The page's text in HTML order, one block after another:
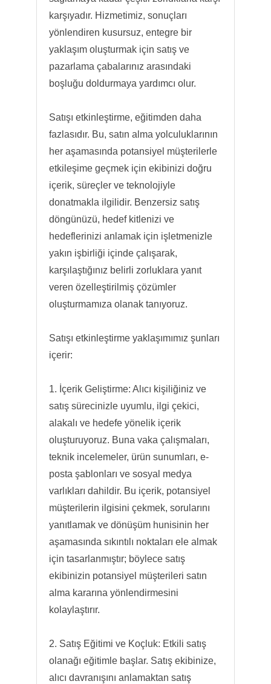
karşıyadır. Hizmetimiz, sonuçları
yönlendiren kusursuz, entegre bir
yaklaşım oluşturmak için satış ve
pazarlama çabalarınız arasındaki
boşluğu doldurmaya yardımcı olur.
Satışı etkinleştirme, eğitimden daha
fazlasıdır. Bu, satın alma yolculuklarının
her aşamasında potansiyel müşterilerle
etkileşime geçmek için ekibinizi doğru
içerik, süreçler ve teknolojiyle
donatmakla ilgilidir. Benzersiz satış
döngünüzü, hedef kitlenizi ve
hedeflerinizi anlamak için işletmenizle
yakın işbirliği içinde çalışarak,
karşılaştığınız belirli zorluklara yanıt
veren özelleştirilmiş çözümler
oluşturmamıza olanak tanıyoruz.
Satışı etkinleştirme yaklaşımımız şunları
içerir:
1. İçerik Geliştirme: Alıcı kişiliğiniz ve
satış sürecinizle uyumlu, ilgi çekici,
alakalı ve hedefe yönelik içerik
oluşturuyoruz. Buna vaka çalışmaları,
teknik incelemeler, ürün sunumları, e-
posta şablonları ve sosyal medya
varlıkları dahildir. Bu içerik, potansiyel
müşterilerin ilgisini çekmek, sorularını
yanıtlamak ve dönüşüm hunisinin her
aşamasında sıkıntılı noktaları ele almak
için tasarlanmıştır; böylece satış
ekibinizin potansiyel müşterileri satın
alma kararına yönlendirmesini
kolaylaştırır.
2. Satış Eğitimi ve Koçluk: Etkili satış
olanağı eğitimle başlar. Satış ekibinize,
alıcı davranışını anlamaktan satış